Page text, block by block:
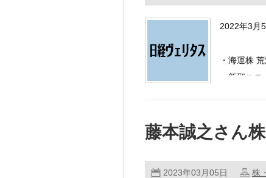
2022年3月
・海運株
新型コロ
藤本誠之さん
2023年03月05日 株